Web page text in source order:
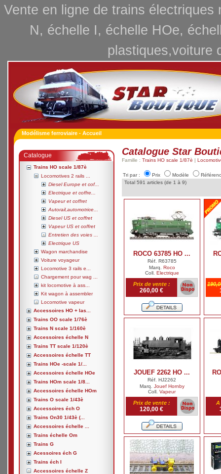
Vente en ligne de trains
N, échelle I, échelle HOe,
plastiques,voiture
Modélisme ferroviaire - Accueil
Catalogue
Trains HO scale 1/87è
Locomotives 2 rails ...
Diesel Europe et cof...
Electrique et coffre...
Vapeur et coffret
Autorail,automotrice...
Diesel US et coffret
Vapeur US et coffret
Entretien des voies ...
Electrique US
Wagon marchandise
Voiture voyageur
Locomotive 3 rails e...
Chargement pour wag ...
kit locomotive à ass...
Kit wagon à assembler
Locomotive vapeur
Accessoires HO + las...
Trains OO scale 1/76è
Trains N scale 1/160è
Accessoires échelle N
Trains TT scale 1/120è
Accessoires échelle TT
Trains HOe -scale 1/...
Accessoires échelle HOe
Trains HOm scale 1/8...
Accessoires échelle HOm
Trains O scale 1/43è
Accessoires éch O
Trains On30 1/43è (...
Accessoires échelle ...
Trains échelle Om
Trains G
Acessoires éch G
Trains éch I
Accessoires échelle Z
Catalogue Star
Famille : Trains HO scale 1/87è |
Tri par : Prix Modèle
Total 591 articles (de 1 à 9)
ROCO 63785 HO ...
Réf. R63785
Marq. Roco
Coll. Electrique
Prix de vente :
260,00 €
JOUEF 2262 HO ...
Réf. HJ2262
Marq. Jouef Hornby
Coll. Vapeur
Prix de vente :
120,00 €
A